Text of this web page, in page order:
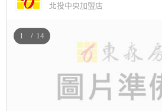
北投中央加盟店
/